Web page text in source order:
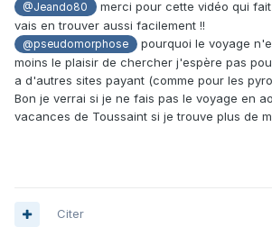
@Jeando80
merci pour cette vidéo qui
vais en trouver aussi facilement !!
@pseudomorphose
pourquoi le voyage
moins le plaisir de chercher j'espère pas
a d'autres sites payant (comme pour les
Bon je verrai si je ne fais pas le voyage en
vacances de Toussaint si je trouve plus de
Citer